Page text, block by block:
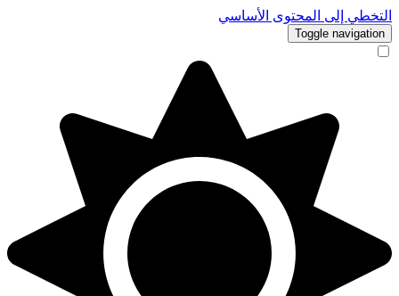
التخطي إلى المحتوى الأساسي
Toggle navigation